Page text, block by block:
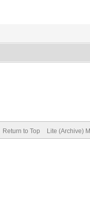
Return to Top Lite (Archive)